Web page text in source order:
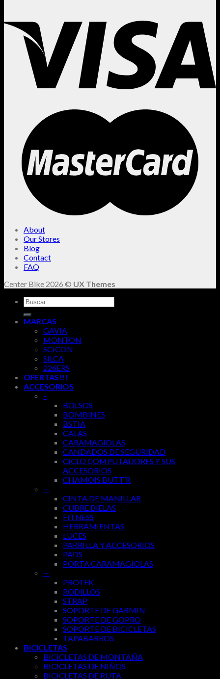
About
Our Stores
Blog
Contact
FAQ
Center Bike 2026 © UX Themes
Buscar
por:
MARCAS
GAVIA
MONTON
SCICON
SILCA
226ERS
OFERTAS!!!
ACCESORIOS
–
BOLSOS
BOMBINES
BSTIA
CALAS
CARAMAGIOLAS
CANDADOS DE SEGURIDAD
CICLO COMPUTADORES Y SUS
ACCESORIOS
CHAMOIS BUTT’R
—
CINTA DE MANILLAR
CUBRE BIELAS
FITNESS
HERRAMIENTAS
LUCES
PARRILLA Y ACCESORIOS
PADS
PORTA CARAMAGIOLAS
—
PROTEK
RODILLOS
STRAP
SOPORTE DE GARMIN
SOPORTE DE GOPRO
SOPORTE DE BICICLETAS
TAPABARROS
BICICLETAS
BICICLETAS DE MONTAÑA
BICICLETAS DE NIÑOS
BICICLETAS DE RUTA